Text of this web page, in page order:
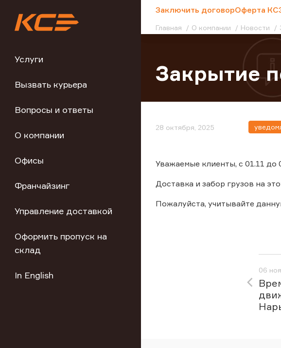
Услуги
Вызвать курьера
Вопросы и ответы
О компании
Офисы
Франчайзинг
Управление доставкой
Оформить пропуск на
склад
In English
Заключить договорОферта
Главная О компании Новости
Закрытие
28 октября, 2025
Уважаемые клиенты, с 01.11 до
Доставка и забор грузов на
Пожалуйста, учитывайте
06